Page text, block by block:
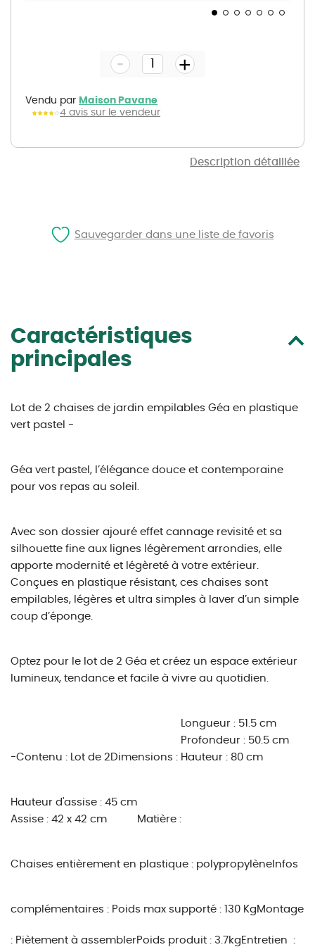
Description détaillée
gallery
Vendu par Maison Pavane
4 avis sur le vendeur
- +
Caractéristiques
principales
Lot de 2 chaises de jardin empilables Géa en plastique
vert pastel -
Géa vert pastel, l’élégance douce et contemporaine
pour vos repas au soleil.
Avec son dossier ajouré effet cannage revisité et sa
silhouette fine aux lignes légèrement arrondies, elle
apporte modernité et légèreté à votre extérieur.
Conçues en plastique résistant, ces chaises sont
empilables, légères et ultra simples à laver d’un simple
coup d’éponge.
Optez pour le lot de 2 Géa et créez un espace extérieur
lumineux, tendance et facile à vivre au quotidien.
-Contenu : Lot de 2 Dimensions :
Longueur : 51.5 cm
Profondeur : 50.5 cm
Hauteur : 80 cm
Hauteur d'assise : 45 cm
Assise : 42 x 42 cm
Matière :
Chaises entièrement en plastique : polypropylène Infos
complémentaires : Poids max supporté : 130 Kg Montage
: Piètement à assemblerPoids produit : 3.7kgEntretien :
Sauvegarder dans une liste de favoris